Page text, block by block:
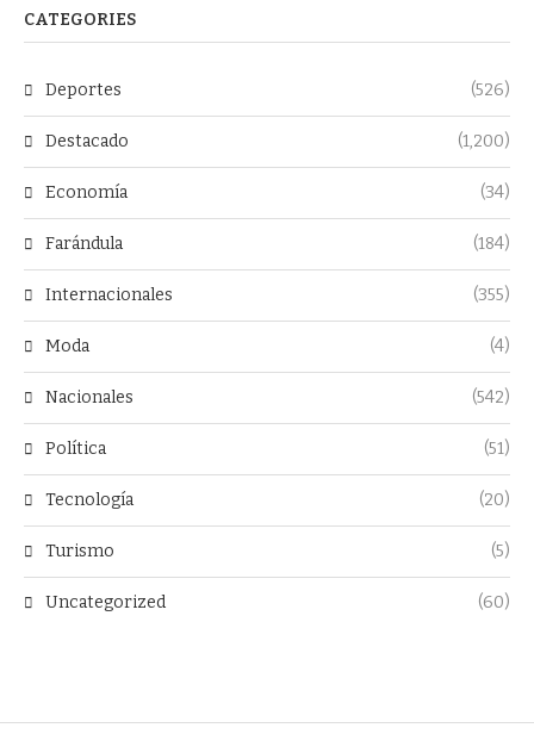
CATEGORIES
Deportes (526)
Destacado (1,200)
Economía (34)
Farándula (184)
Internacionales (355)
Moda (4)
Nacionales (542)
Política (51)
Tecnología (20)
Turismo (5)
Uncategorized (60)